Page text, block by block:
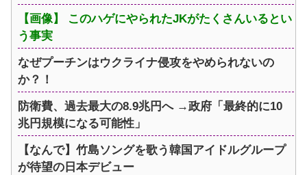
【画像】 このハゲにやられたJKがたくさんいるとい
う事実
なぜプーチンはウクライナ侵攻をやめられないの
か？！
防衛費、過去最大の8.9兆円へ →政府「最終的に10
兆円規模になる可能性」
【なんで】竹島ソングを歌う韓国アイドルグループ
が待望の日本デビュー